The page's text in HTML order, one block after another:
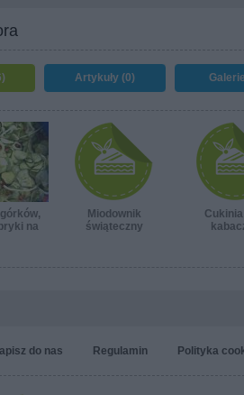
Artykuły (0)
na
Miodownik
świąteczny
do nas Regulamin Polityka